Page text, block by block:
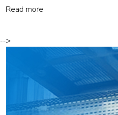
Read more
-->